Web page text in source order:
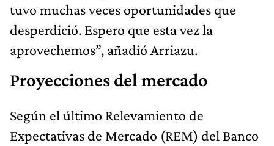
tuvo muchas veces oportunidades que
desperdició. Espero que esta vez la
aprovechemos”, añadió Arriazu.
Proyecciones del mercado
Según el último Relevamiento de
Expectativas de Mercado (REM) del Banco